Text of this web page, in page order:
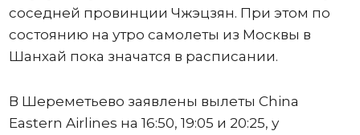
соседней провинции Чжэцзян. При этом по
состоянию на утро самолеты из Москвы в
Шанхай пока значатся в расписании.
В Шереметьево заявлены вылеты China
Eastern Airlines на 16:50, 19:05 и 20:25, у